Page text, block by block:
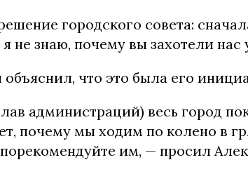
городского совета:
не знаю, почему вы захотели нас
что это была его
администраций) весь город
почему мы ходим по колено в
им, — просил